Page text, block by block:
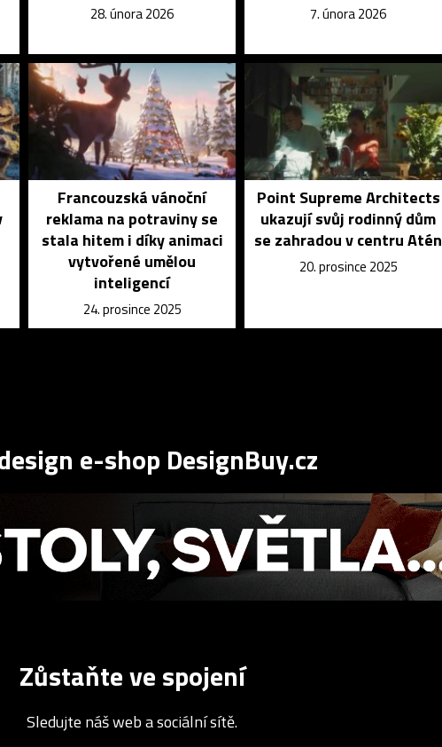
28. února 2026 7. února 2026
Francouzská vánoční
reklama na potraviny se
stala hitem i díky animaci
vytvořené umělou
inteligencí
24. prosince 2025
Point Supreme Architects
ukazují svůj rodinný dům
se zahradou v centru Atén
20. prosince 2025
e-shop DesignBuy.cz
Zůstaňte ve spojení
Sledujte náš web a sociální sítě.